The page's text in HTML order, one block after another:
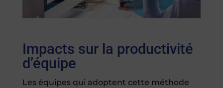
Impacts sur la productivité
d’équipe
Les équipes qui adoptent cette méthode